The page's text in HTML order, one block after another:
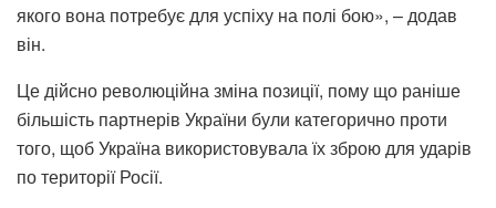
якого вона потребує для успіху на полі бою», – додав
він.
Це дійсно революційна зміна позиції, пому що раніше
більшість партнерів України були категорично проти
того, щоб Україна використовувала їх зброю для ударів
по території Росії.